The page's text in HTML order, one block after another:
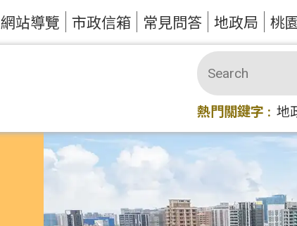
網站導覽 市政信箱 常見問答 地政局 桃
熱門關鍵字 地